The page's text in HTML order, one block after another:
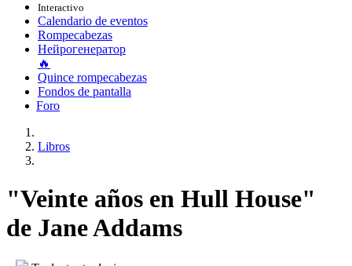
Interactivo
Calendario de eventos
Rompecabezas
Нейрогенератор
🔥
Quince rompecabezas
Fondos de pantalla
Foro
Libros
"Veinte años en Hull House"
de Jane Addams